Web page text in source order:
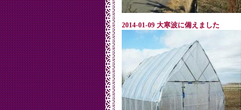
2014-01-09 大寒波に備えました